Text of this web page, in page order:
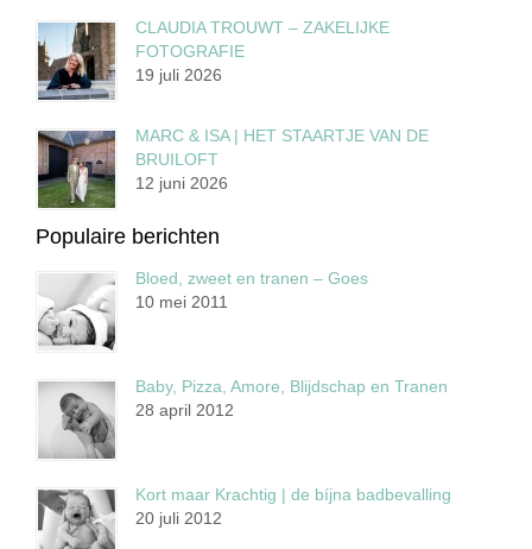
CLAUDIA TROUWT – ZAKELIJKE
FOTOGRAFIE
19 juli 2026
MARC & ISA | HET STAARTJE VAN DE
BRUILOFT
12 juni 2026
Populaire berichten
Bloed, zweet en tranen – Goes
10 mei 2011
Baby, Pizza, Amore, Blijdschap en Tranen
28 april 2012
Kort maar Krachtig | de bíjna badbevalling
20 juli 2012